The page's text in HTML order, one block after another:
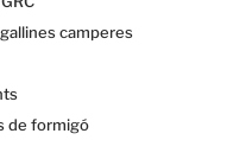
camperes
de formigó